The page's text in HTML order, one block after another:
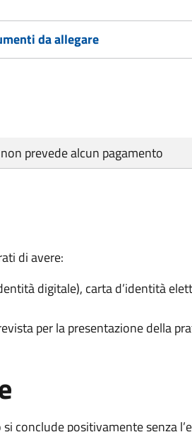
da allegare
prevede alcun pagamento
di avere:
digitale), carta d’identità
per la presentazione della
conclude positivamente senza